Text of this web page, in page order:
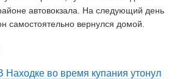
автовокзала. На следующий день
самостоятельно вернулся домой.
Находке во время купания утонул